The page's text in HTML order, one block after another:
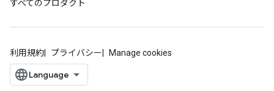
すべてのプロダクト
利用規約 プライバシー Manage cookies